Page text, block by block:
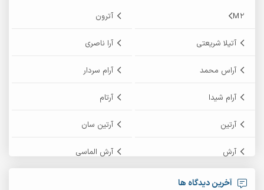
M2 آترون
آتیلا شریعتی آرا ناصری
آراس محمد آرام سردار
آرام شیدا آرتام
آرتین آرتین سان
آرش آرش الماسی
آرش امامی
آخرین دیدگاه ها